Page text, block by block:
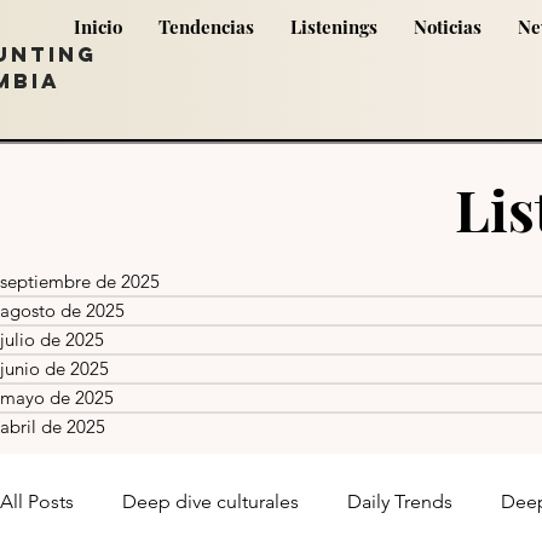
Inicio Tendencias Listenings Noticias
septiembre de 2025
agosto de 2025
julio de 2025
junio de 2025
mayo de 2025
abril de 2025
All Posts Deep dive culturales Daily Trends